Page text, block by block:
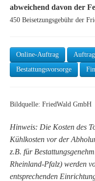
abweichend davon der
450 Beisetzungsgebühr der
Online-Auftrag
Bestattungsvorsorge
Bildquelle: FriedWald GmbH
Hinweis: Die Kosten des
Kühlkosten vor der
z.B. für
Rheinland-Pfalz) werden
entsprechenden